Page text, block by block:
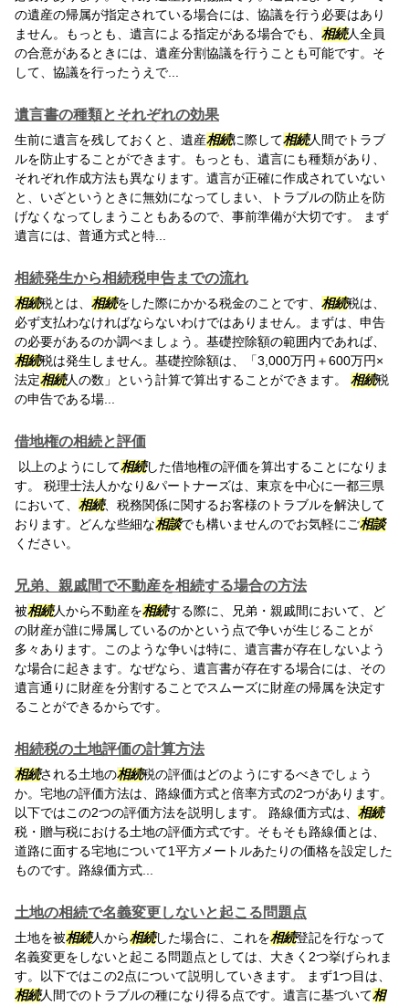
の遺産の帰属が指定されている場合には、協議を行う必要はあり
ません。もっとも、遺言による指定がある場合でも、 相続人全員
の合意があるときには、遺産分割協議を行うことも可能です。そ
して、協議を行ったうえで...
遺言書の種類とそれぞれの効果
生前に遺言を残しておくと、遺産相続に際して相続人間でトラブ
ルを防止することができます。もっとも、遺言にも種類があり、
それぞれ作成方法も異なります。遺言が正確に作成されていない
と、いざというときに無効になってしまい、トラブルの防止を防
げなくなってしまうこともあるので、事前準備が大切です。 まず
遺言には、普通方式と特...
相続発生から相続税申告までの流れ
相続税とは、 相続をした際にかかる税金のことです、 相続税は、
必ず支払わなければならないわけではありません。まずは、申告
の必要があるのか調べましょう。基礎控除額の範囲内であれば、
相続税は発生しません。基礎控除額は、「3,000万円＋600万円×
法定相続人の数」という計算で算出することができます。 相続税
の申告である場...
借地権の相続と評価
以上のようにして相続した借地権の評価を算出することになりま
す。 税理士法人かなり&パートナーズは、東京を中心に一都三県
において、 相続、税務関係に関するお客様のトラブルを解決して
おります。どんな些細な相談でも構いませんのでお気軽にご相談
ください。
兄弟、親戚間で不動産を相続する場合の方法
被相続人から不動産を相続する際に、兄弟・親戚間において、ど
の財産が誰に帰属しているのかという点で争いが生じることが
多々あります。このような争いは特に、遺言書が存在しないよう
な場合に起きます。なぜなら、遺言書が存在する場合には、その
遺言通りに財産を分割することでスムーズに財産の帰属を決定す
ることができるからです。
相続税の土地評価の計算方法
相続される土地の相続税の評価はどのようにするべきでしょう
か。宅地の評価方法は、路線価方式と倍率方式の2つがあります。
以下ではこの2つの評価方法を説明します。 路線価方式は、 相続
税・贈与税における土地の評価方式です。そもそも路線価とは、
道路に面する宅地について1平方メートルあたりの価格を設定した
ものです。路線価方式...
土地の相続で名義変更しないと起こる問題点
土地を被相続人から相続した場合に、これを相続登記を行なって
名義変更をしないと起こる問題点としては、大きく2つ挙げられま
す。以下ではこの2点について説明していきます。 まず1つ目は、
相続人間でのトラブルの種になり得る点です。遺言に基づいて相